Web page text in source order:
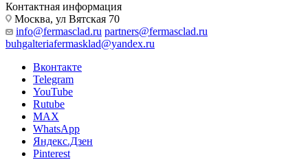
Контактная информация
Москва, ул Вятская 70
info@fermasclad.ru partners@fermasclad.ru
buhgalteriafermasklad@yandex.ru
Вконтакте
Telegram
YouTube
Rutube
MAX
WhatsApp
Яндекс.Дзен
Pinterest